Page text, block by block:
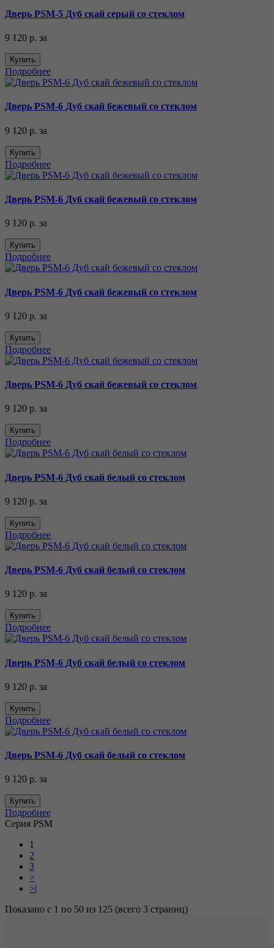
Дверь PSM-5 Дуб скай серый со стеклом
9 120 р. за
Купить
Подробнее
Дверь PSM-6 Дуб скай бежевый со стеклом
9 120 р. за
Купить
Подробнее
Дверь PSM-6 Дуб скай бежевый со стеклом
9 120 р. за
Купить
Подробнее
Дверь PSM-6 Дуб скай бежевый со стеклом
9 120 р. за
Купить
Подробнее
Дверь PSM-6 Дуб скай бежевый со стеклом
9 120 р. за
Купить
Подробнее
Дверь PSM-6 Дуб скай белый со стеклом
9 120 р. за
Купить
Подробнее
Дверь PSM-6 Дуб скай белый со стеклом
9 120 р. за
Купить
Подробнее
Дверь PSM-6 Дуб скай белый со стеклом
9 120 р. за
Купить
Подробнее
Дверь PSM-6 Дуб скай белый со стеклом
9 120 р. за
Купить
Подробнее
Серия PSM
1
2
3
>
>|
Показано с 1 по 50 из 125 (всего 3 страниц)